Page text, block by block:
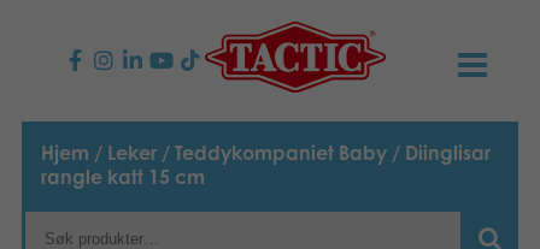
PRODUKTER
Barnespill
NYHETER
Hjem / Leker / Teddykompaniet Baby / Diinglisar
rangle katt 15 cm